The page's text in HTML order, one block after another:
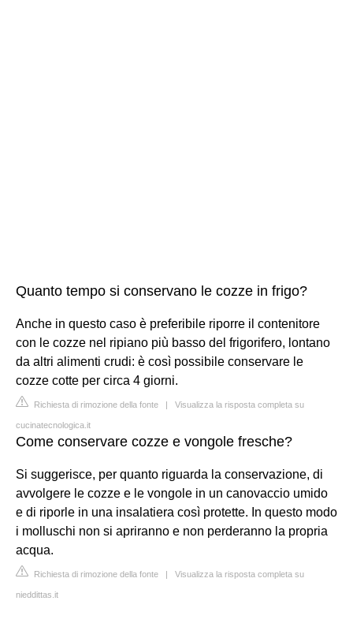
Quanto tempo si conservano le cozze in frigo?
Anche in questo caso è preferibile riporre il contenitore
con le cozze nel ripiano più basso del frigorifero, lontano
da altri alimenti crudi: è così possibile conservare le
cozze cotte per circa 4 giorni.
Richiesta di rimozione della fonte | Visualizza la risposta completa su
cucinatecnologica.it
Come conservare cozze e vongole fresche?
Si suggerisce, per quanto riguarda la conservazione, di
avvolgere le cozze e le vongole in un canovaccio umido
e di riporle in una insalatiera così protette. In questo modo
i molluschi non si apriranno e non perderanno la propria
acqua.
Richiesta di rimozione della fonte | Visualizza la risposta completa su
nieddittas.it